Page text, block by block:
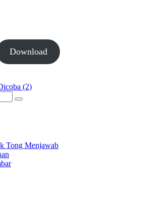
Download
(2)
Tong Menjawab